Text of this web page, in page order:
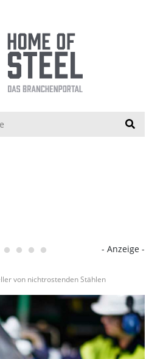
- Anzeige -
von nichtrostenden Stählen